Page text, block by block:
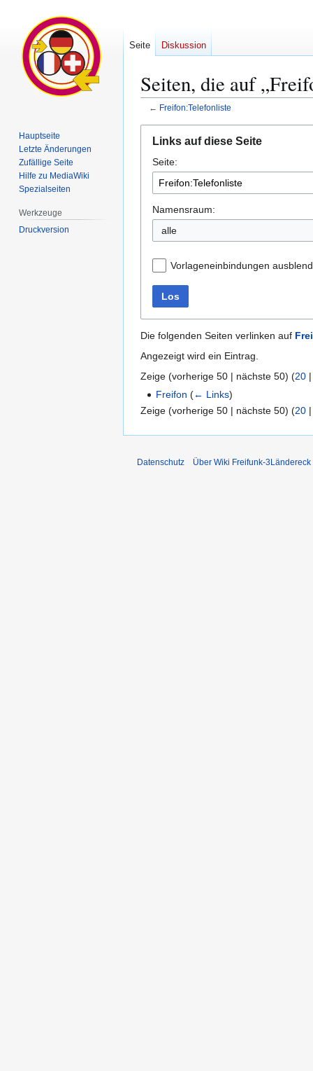
Seiten, die auf
← Freifon:Telefonliste
Navigation
springen
Suche
springen
Links auf diese Seite
Seite:
Namensraum:
alle
Vorlageneinbindungen
Los
Die folgenden Seiten verlinken auf
Angezeigt wird ein Eintrag.
Zeige (vorherige 50 | nächste 50) (20
Freifon (← Links)
Zeige (vorherige 50 | nächste 50) (20
Seite Diskussion
Hauptseite
Letzte Änderungen
Zufällige Seite
Hilfe zu MediaWiki
Spezialseiten
Werkzeuge
Druckversion
Datenschutz Über Wiki Freifunk-3Ländereck